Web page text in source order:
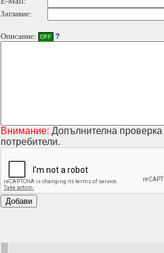
Заглавие:
Описание: OFF ?
Внимание: Допълнителна
потребители.